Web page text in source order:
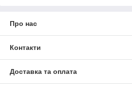
Про нас
Контакти
Доставка та оплата